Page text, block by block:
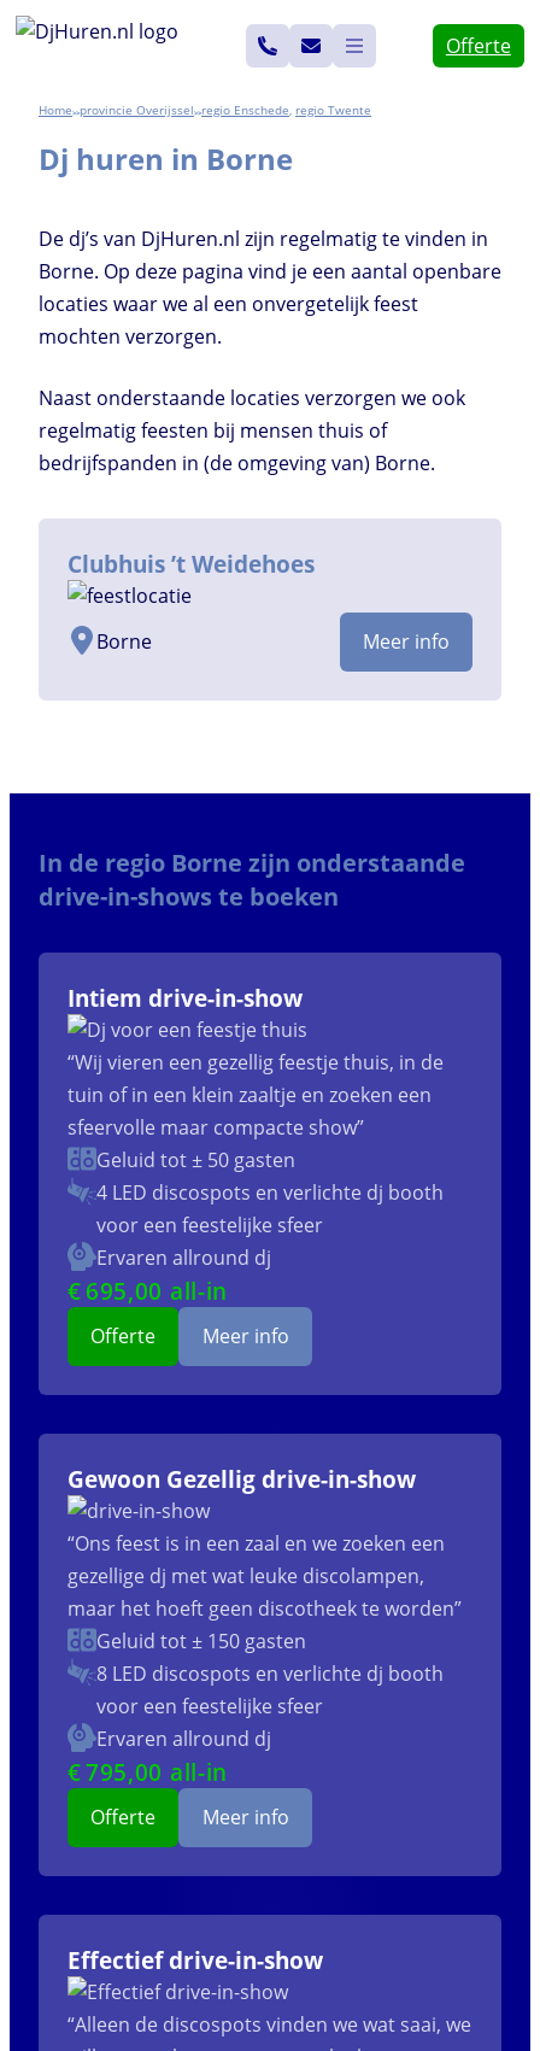
Ga
inhoud
Offerte
Home>> Overijssel>> Enschede, Twente
Dj huren in Borne
De dj’s van DjHuren.nl zijn regelmatig te vinden in
Borne. Op deze pagina vind je een aantal openbare
locaties waar we al een onvergetelijk feest
mochten verzorgen.
Naast onderstaande locaties verzorgen we ook
regelmatig feesten bij mensen thuis of
bedrijfspanden in (de omgeving van) Borne.
Clubhuis ’t Weidehoes
Borne Meer info
In de regio Borne zijn onderstaande
drive-in-shows te boeken
Intiem drive-in-show
“Wij vieren een gezellig feestje thuis, in de
tuin of in een klein zaaltje en zoeken een
sfeervolle maar compacte show”
Geluid tot ± 50 gasten
4 LED discospots en verlichte dj booth
voor een feestelijke sfeer
Ervaren allround dj
€ 695,00 all-in
Offerte Meer info
Gewoon Gezellig drive-in-show
“Ons feest is in een zaal en we zoeken een
gezellige dj met wat leuke discolampen,
maar het hoeft geen discotheek te worden”
Geluid tot ± 150 gasten
8 LED discospots en verlichte dj booth
voor een feestelijke sfeer
Ervaren allround dj
€795,00 all-in
Offerte Meer info
Effectief drive-in-show
“Alleen de discospots vinden we wat saai, we